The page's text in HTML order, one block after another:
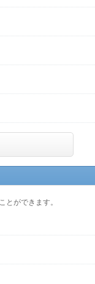
とができます。